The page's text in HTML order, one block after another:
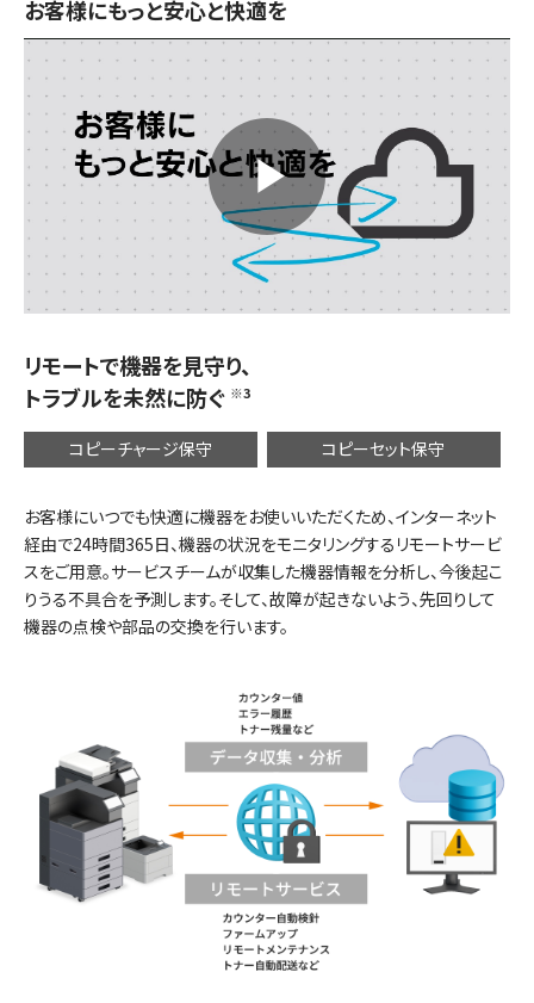
お客様にもっと安心と快適を
P
a
y
V
i
d
リモートで機器を見守り、
トラブルを未然に防ぐ ※3
コピーチャージ保守 コピーセット保守
お客様にいつでも快適に機器をお使いいただくため、インターネット
経由で24時間365日、機器の状況をモニタリングするリモートサービ
スをご用意。サービスチームが収集した機器情報を分析し、今後起こ
りうる不具合を予測します。そして、故障が起きないよう、先回りして
機器の点検や部品の交換を行います。